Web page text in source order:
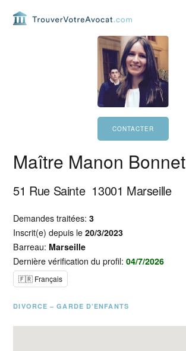
Maître Manon Bonnet
51 Rue Sainte 13001 Marseille
Demandes traitées:3
Inscrit(e) depuis le20/3/2023
Barreau: Marseille
Dernière vérification du profil:04/7/2026
🇫🇷 Français
DIVORCE – GARDE D’ENFANTS